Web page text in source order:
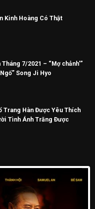
Kinh Hoàng Có Thật
7/2021 – “Mợ chảnh'”
Song Ji Hyo
Trang Hàn Được Yêu Thích
Tình Ánh Trăng Được